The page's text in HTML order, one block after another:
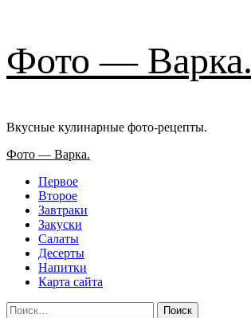
к
содержимому
Фото — Варка.
Вкусные кулинарные фото-рецепты.
Основное
Фото — Варка.
Первое
Второе
Завтраки
Закуски
Салаты
Десерты
Напитки
Карта сайта
Найти: